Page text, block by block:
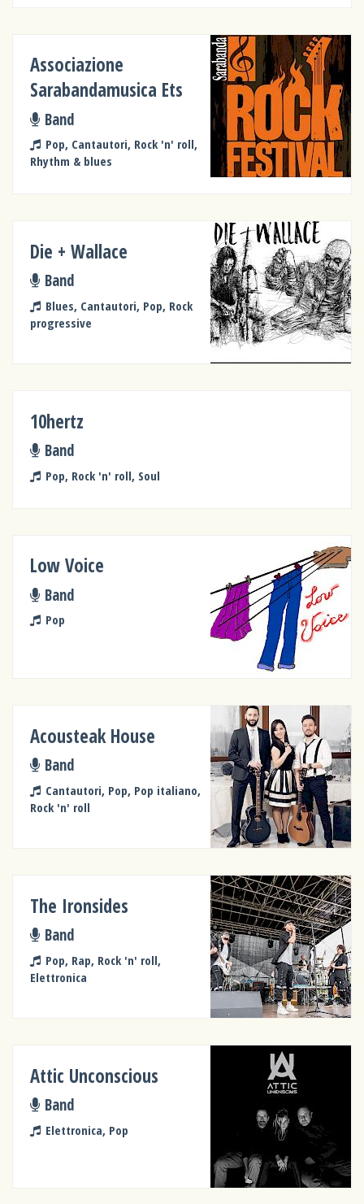
Associazione
Sarabandamusica Ets
Band
Pop, Cantautori, Rock 'n' roll,
Rhythm & blues
Die + Wallace
Band
Blues, Cantautori, Pop, Rock
progressive
10hertz
Band
Pop, Rock 'n' roll, Soul
Low Voice
Band
Pop
Acousteak House
Band
Cantautori, Pop, Pop italiano,
Rock 'n' roll
The Ironsides
Band
Pop, Rap, Rock 'n' roll,
Elettronica
Attic Unconscious
Band
Elettronica, Pop